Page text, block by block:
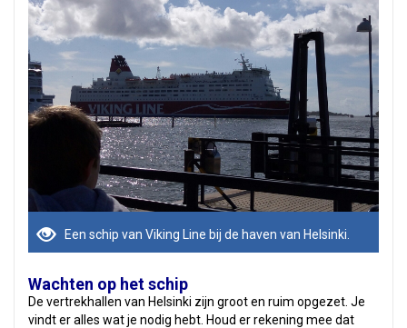
Een schip van Viking Line bij de haven van Helsinki.
Wachten op het schip
De vertrekhallen van Helsinki zijn groot en ruim opgezet. Je
vindt er alles wat je nodig hebt. Houd er rekening mee dat